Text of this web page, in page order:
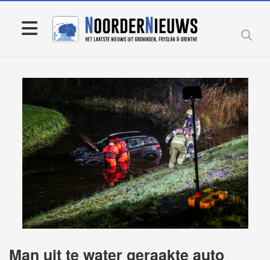
Man uit te water geraakte auto